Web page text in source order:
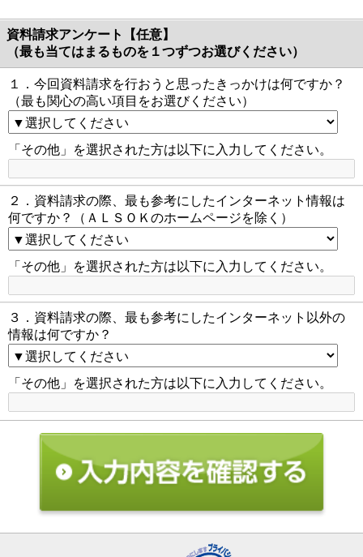
資料請求アンケート【任意】
（最も当てはまるものを１つずつお選びください）
１．今回資料請求を行おうと思ったきっかけは何ですか？
（最も関心の高い項目をお選びください）
「その他」を選択された方は以下に入力してください。
２．資料請求の際、最も参考にしたインターネット情報は
何ですか？（ＡＬＳＯＫのホームページを除く）
「その他」を選択された方は以下に入力してください。
３．資料請求の際、最も参考にしたインターネット以外の
情報は何ですか？
「その他」を選択された方は以下に入力してください。